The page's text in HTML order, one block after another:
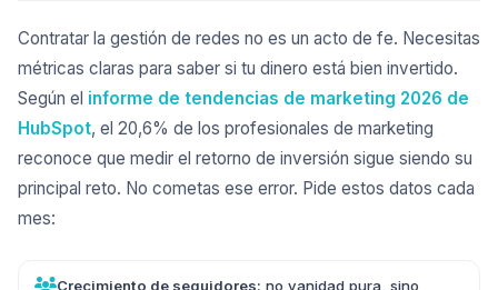
Contratar la gestión de redes no es un acto de fe. Necesitas
métricas claras para saber si tu dinero está bien invertido.
Según el informe de tendencias de marketing 2026 de
HubSpot, el 20,6% de los profesionales de marketing
reconoce que medir el retorno de inversión sigue siendo su
principal reto. No cometas ese error. Pide estos datos cada
mes:
Crecimiento de seguidores: no vanidad pura, sino